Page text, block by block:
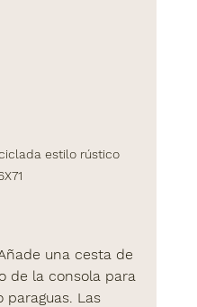
estilo rústico
una cesta de
de la consola para
paraguas. Las